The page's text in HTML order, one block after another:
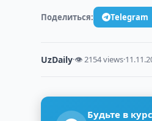
Поделиться: Telegram
UzDaily·👁 2154 views·
Будьте в